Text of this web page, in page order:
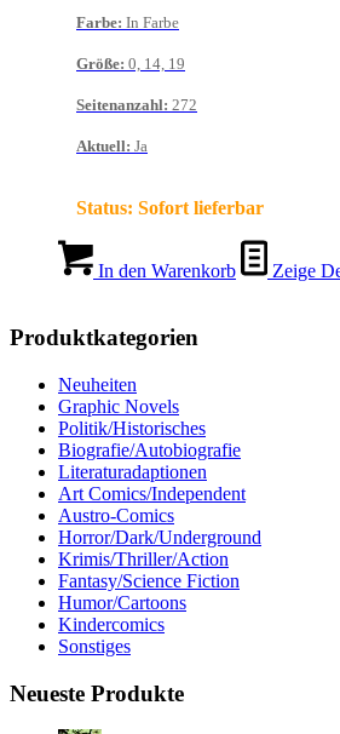
Farbe: In Farbe
Größe: 0, 14, 19
Seitenanzahl: 272
Aktuell: Ja
Status: Sofort lieferbar
In den Warenkorb Zeige
Produktkategorien
Neuheiten
Graphic Novels
Politik/Historisches
Biografie/Autobiografie
Literaturadaptionen
Art Comics/Independent
Austro-Comics
Horror/Dark/Underground
Krimis/Thriller/Action
Fantasy/Science Fiction
Humor/Cartoons
Kindercomics
Sonstiges
Neueste Produkte